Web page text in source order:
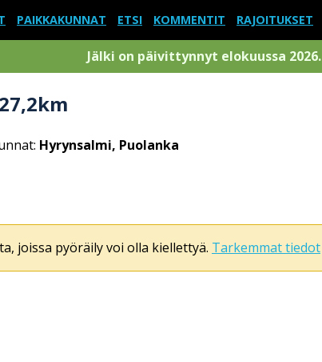
PAIKKAKUNNAT ETSI KOMMENTIT RAJOITUKSET
Jälki on päivittynnyt elokuussa 2026.
Hyrynsalmi, Puolanka
joissa pyöräily voi olla kiellettyä. Tarkemmat tiedot